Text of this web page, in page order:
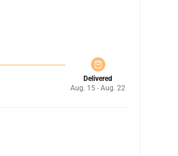
Delivered
Aug. 15 - Aug. 22